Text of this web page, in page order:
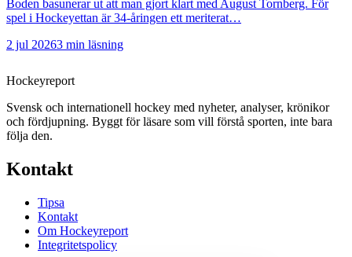
Boden basunerar ut att man gjort klart med August Tornberg. För
spel i Hockeyettan är 34-åringen ett meriterat…
2 jul 20263 min läsning
Hockeyreport
Svensk och internationell hockey med nyheter, analyser, krönikor
och fördjupning. Byggt för läsare som vill förstå sporten, inte bara
följa den.
Kontakt
Tipsa
Kontakt
Om Hockeyreport
Integritetspolicy